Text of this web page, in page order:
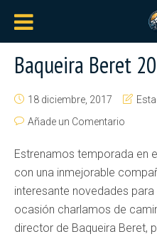
Baqueira Beret
18 diciembre, 2017
Añade un Comentario
Estrenamos temporada en
con una inmejorable
interesante novedades
ocasión charlamos de
director de Baqueira Beret,